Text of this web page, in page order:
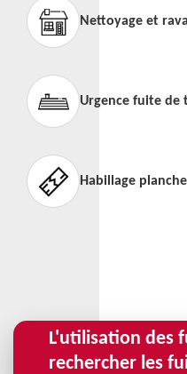
Nettoyage et
Urgence fuite de
Habillage
L'utilisation des
rechercher les